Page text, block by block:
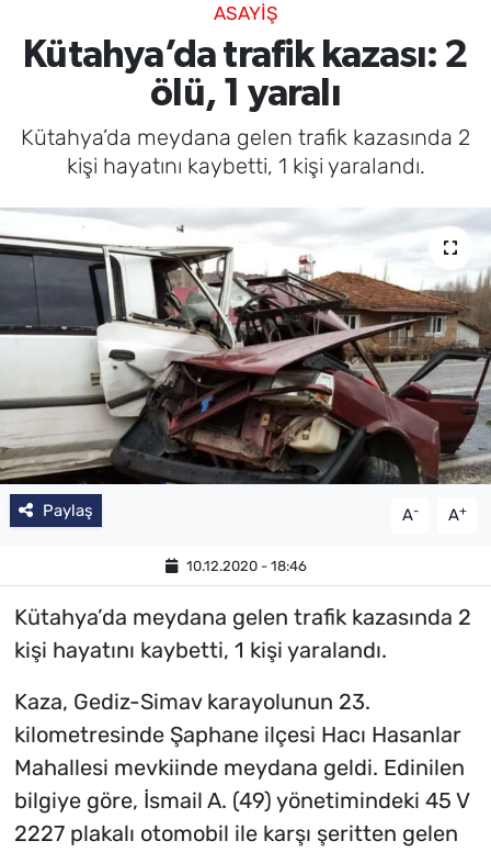
ASAYİŞ
Kütahya’da trafik kazası: 2
ölü, 1 yaralı
Kütahya’da meydana gelen trafik kazasında 2
kişi hayatını kaybetti, 1 kişi yaralandı.
Paylaş A- A+
10.12.2020 - 18:46
Kütahya’da meydana gelen trafik kazasında 2
kişi hayatını kaybetti, 1 kişi yaralandı.
Kaza, Gediz-Simav karayolunun 23.
kilometresinde Şaphane ilçesi Hacı Hasanlar
Mahallesi mevkiinde meydana geldi. Edinilen
bilgiye göre, İsmail A. (49) yönetimindeki 45 V
2227 plakalı otomobil ile karşı şeritten gelen